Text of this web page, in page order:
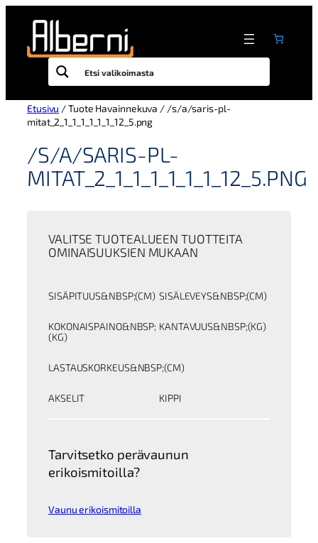
sisältöön
Etusivu / Tuote Havainnekuva / /s/a/saris-pl-
mitat_2_1_1_1_1_1_1_12_5.png
/S/A/SARIS-PL-
MITAT_2_1_1_1_1_1_1_12_5.PNG
VALITSE TUOTEALUEEN TUOTTEITA
OMINAISUUKSIEN MUKAAN
SISÄPITUUS&NBSP;(CM) SISÄLEVEYS&NBSP;(CM)
KOKONAISPAINO&NBSP;
(KG)
KANTAVUUS&NBSP;(KG)
LASTAUSKORKEUS&NBSP;(CM)
AKSELIT KIPPI
Tarvitsetko perävaunun
erikoismitoilla?
Vaunu erikoismitoilla